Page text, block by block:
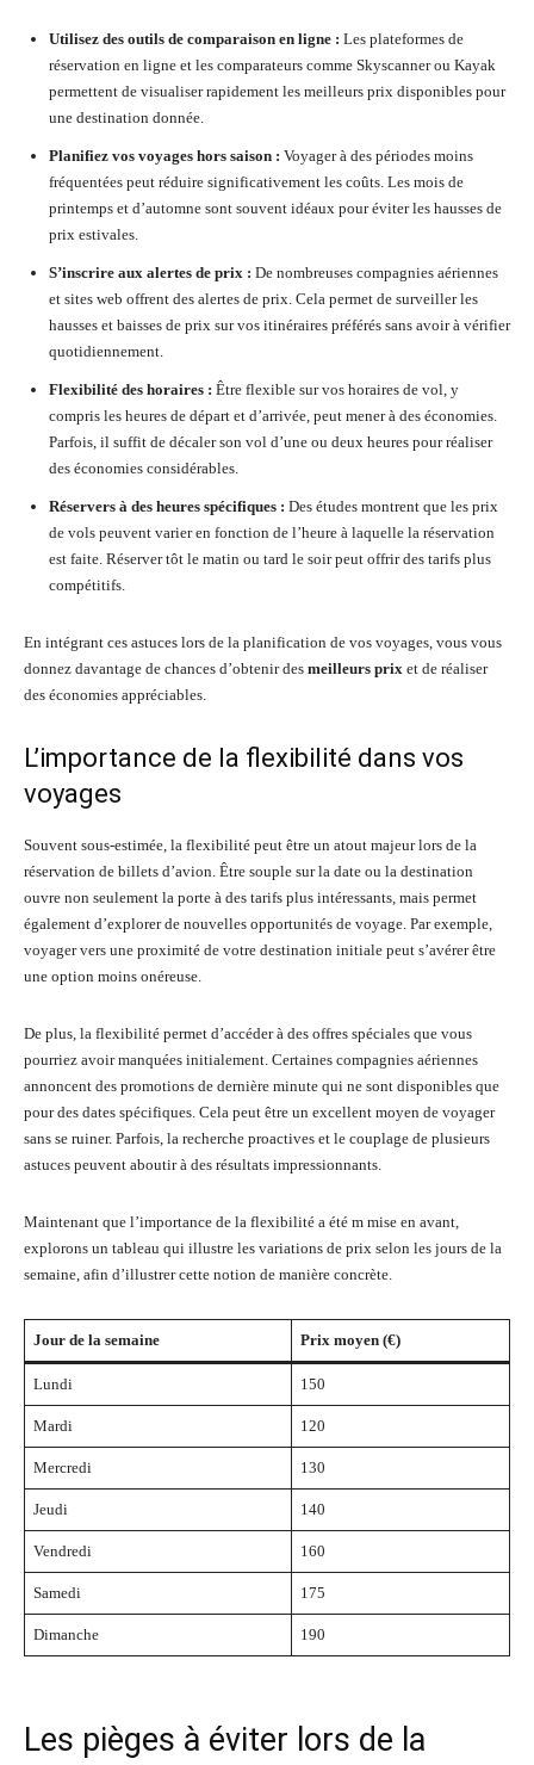
Utilisez des outils de comparaison en ligne : Les plateformes de
réservation en ligne et les comparateurs comme Skyscanner ou Kayak
permettent de visualiser rapidement les meilleurs prix disponibles pour
une destination donnée.
Planifiez vos voyages hors saison : Voyager à des périodes moins
fréquentées peut réduire significativement les coûts. Les mois de
printemps et d’automne sont souvent idéaux pour éviter les hausses de
prix estivales.
S’inscrire aux alertes de prix : De nombreuses compagnies aériennes
et sites web offrent des alertes de prix. Cela permet de surveiller les
hausses et baisses de prix sur vos itinéraires préférés sans avoir à vérifier
quotidiennement.
Flexibilité des horaires : Être flexible sur vos horaires de vol, y
compris les heures de départ et d’arrivée, peut mener à des économies.
Parfois, il suffit de décaler son vol d’une ou deux heures pour réaliser
des économies considérables.
Réservers à des heures spécifiques : Des études montrent que les prix
de vols peuvent varier en fonction de l’heure à laquelle la réservation
est faite. Réserver tôt le matin ou tard le soir peut offrir des tarifs plus
compétitifs.
En intégrant ces astuces lors de la planification de vos voyages, vous vous
donnez davantage de chances d’obtenir des meilleurs prix et de réaliser
des économies appréciables.
L’importance de la flexibilité dans vos
voyages
Souvent sous-estimée, la flexibilité peut être un atout majeur lors de la
réservation de billets d’avion. Être souple sur la date ou la destination
ouvre non seulement la porte à des tarifs plus intéressants, mais permet
également d’explorer de nouvelles opportunités de voyage. Par exemple,
voyager vers une proximité de votre destination initiale peut s’avérer être
une option moins onéreuse.
De plus, la flexibilité permet d’accéder à des offres spéciales que vous
pourriez avoir manquées initialement. Certaines compagnies aériennes
annoncent des promotions de dernière minute qui ne sont disponibles que
pour des dates spécifiques. Cela peut être un excellent moyen de voyager
sans se ruiner. Parfois, la recherche proactives et le couplage de plusieurs
astuces peuvent aboutir à des résultats impressionnants.
Maintenant que l’importance de la flexibilité a été m mise en avant,
explorons un tableau qui illustre les variations de prix selon les jours de la
semaine, afin d’illustrer cette notion de manière concrète.
Jour de la semaine Prix moyen (€)
Lundi 150
Mardi 120
Mercredi 130
Jeudi 140
Vendredi 160
Samedi 175
Dimanche 190
Les pièges à éviter lors de la